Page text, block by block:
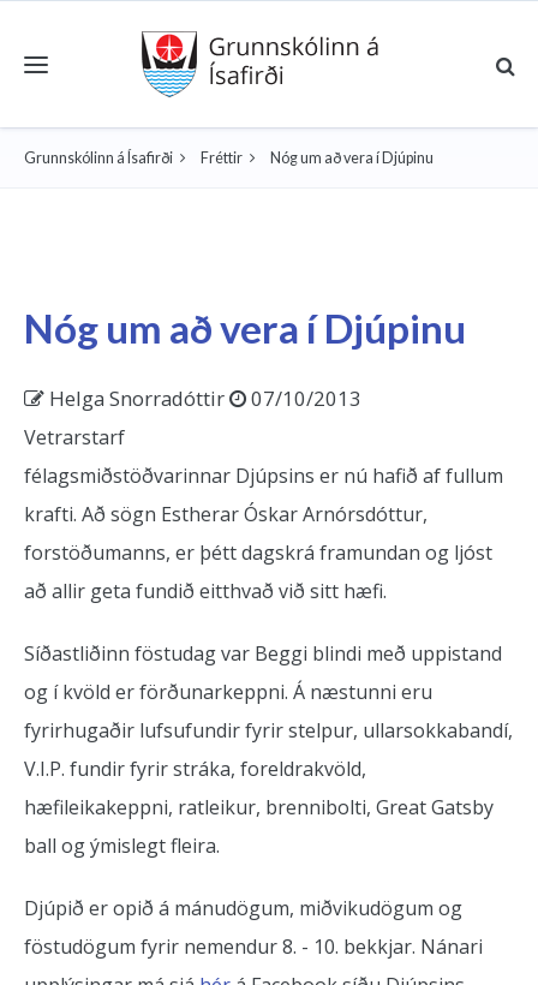
Toggle navigation
Grunnskólinn á Ísafirði Fréttir Nóg um að vera í Djúpinu
Nóg um að vera í Djúpinu
Helga Snorradóttir 07/10/2013
Vetrarstarf
félagsmiðstöðvarinnar Djúpsins er nú hafið af fullum
krafti. Að sögn Estherar Óskar Arnórsdóttur,
forstöðumanns, er þétt dagskrá framundan og ljóst
að allir geta fundið eitthvað við sitt hæfi.
Síðastliðinn föstudag var Beggi blindi með uppistand
og í kvöld er förðunarkeppni. Á næstunni eru
fyrirhugaðir lufsufundir fyrir stelpur, ullarsokkabandí,
V.I.P. fundir fyrir stráka, foreldrakvöld,
hæfileikakeppni, ratleikur, brennibolti, Great Gatsby
ball og ýmislegt fleira.
Djúpið er opið á mánudögum, miðvikudögum og
föstudögum fyrir nemendur 8. - 10. bekkjar. Nánari